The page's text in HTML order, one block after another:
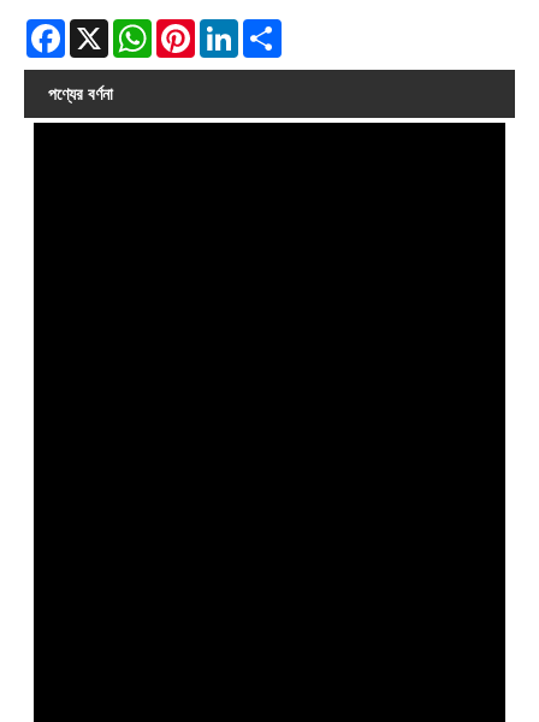
Facebook
X WhatsAppPinterestLinkedIn
পণ্যের বর্ণনা